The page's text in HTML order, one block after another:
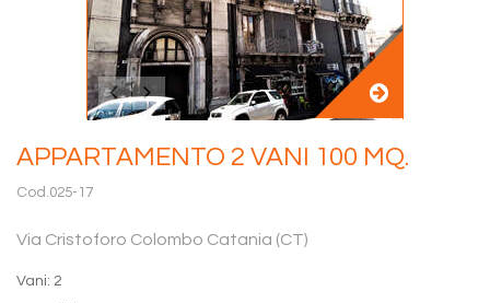
APPARTAMENTO 2 VANI 100 MQ.
Cod.025-17
Via Cristoforo Colombo Catania (CT)
Vani: 2